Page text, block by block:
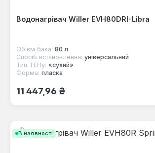
Водонагрівач Willer EVH80DRI-Libra
Об'єм бака: 80 л
Спосіб встановлення: універсальний
Тип ТЕНу: «сухий»
Форма: пласка
Звичайна ціна:
11 447,96 ₴
В наявності